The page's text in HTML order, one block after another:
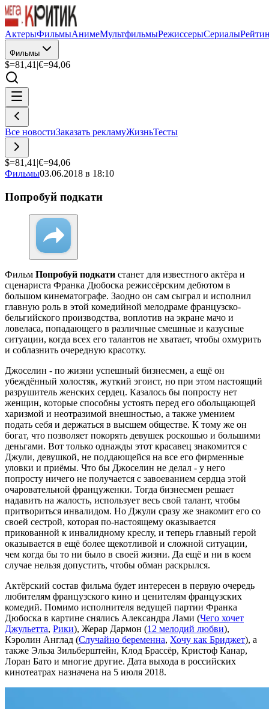
АктерыФильмыАнимеМультфильмыРежиссерыСериалы
Фильмы
$=81,41 |€=94,06
Все новостиЗаказать рекламуЖизньТесты
$=81,41 |€=94,06
Фильмы03.06.2018 в 18:10
Попробуй подкати
Фильм Попробуй подкати станет для известного актёра и
сценариста Франка Дюбоска режиссёрским дебютом в
большом кинематографе. Заодно он сам сыграл и исполнил
главную роль в этой комедийной мелодраме французско-
бельгийского производства, воплотив на экране мачо и
ловеласа, попадающего в различные смешные и казусные
ситуации, когда всех его талантов не хватает, чтобы охмурить
и соблазнить очередную красотку.
Джоселин - по жизни успешный бизнесмен, а ещё он
убеждённый холостяк, жуткий эгоист, но при этом настоящий
разрушитель женских сердец. Казалось бы попросту нет
женщин, которые способны устоять перед его обольщающей
харизмой и неотразимой внешностью, а также умением
подать себя и держаться в высшем обществе. К тому же он
богат, что позволяет покорять девушек роскошью и большими
деньгами. Вот только однажды этот красавец знакомится с
Джули, девушкой, не поддающейся на все его фирменные
уловки и приёмы. Что бы Джоселин не делал - у него
попросту ничего не получается с завоеванием сердца этой
очаровательной француженки. Тогда бизнесмен решает
надавить на жалость, использует весь свой талант, чтобы
притвориться инвалидом. Но Джули сразу же знакомит его со
своей сестрой, которая по-настоящему оказывается
прикованной к инвалидному креслу, и теперь главный герой
оказывается в ещё более щекотливой и сложной ситуации,
чем когда бы то ни было в своей жизни. Да ещё и ни в коем
случае нельзя допустить, чтобы обман раскрылся.
Актёрский состав фильма будет интересен в первую очередь
любителям французского кино и ценителям французских
комедий. Помимо исполнителя ведущей партии Франка
Дюбоска в картине снялись Александра Лами (Чего хочет
Джульетта, Рики), Жерар Дармон (12 мелодий любви),
Кэролин Англад (Случайно беременна, Хочу как Бриджет), а
также Эльза Зильберштейн, Клод Брассёр, Кристоф Канар,
Лоран Бато и многие другие. Дата выхода в российских
кинотеатрах назначена на 5 июля 2018.